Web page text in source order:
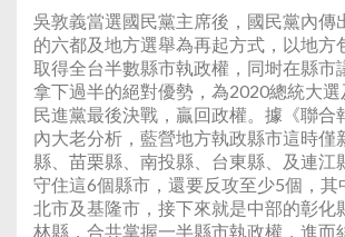
吳敦義當選國民黨主席後，國民黨內傳
的六都及地方選舉為再起方式，以地方
取得全台半數縣市執政權，同埘在縣市
拿下過半的絕對優勢，為2020總統大
民進黨最後決戰，贏回政權。據《聯合
內大老分析，藍營地方執政縣市這時僅
縣、苗栗縣、南投縣、台東縣、及連江
守住這6個縣市，還要反攻至少5個，其
北市及基隆市，接下來就是中部的彰化
林縣，合共掌握一半縣市執政權，進而